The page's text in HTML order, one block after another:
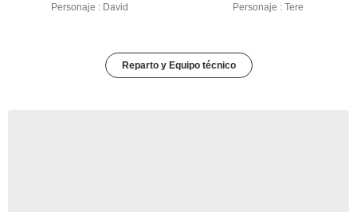
Personaje : David Personaje : Tere
Reparto y Equipo técnico